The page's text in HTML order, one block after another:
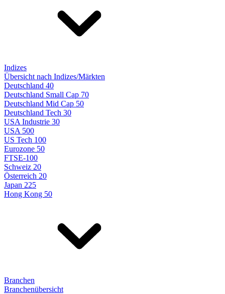
Indizes
Übersicht nach Indizes/Märkten
Deutschland 40
Deutschland Small Cap 70
Deutschland Mid Cap 50
Deutschland Tech 30
USA Industrie 30
USA 500
US Tech 100
Eurozone 50
FTSE-100
Schweiz 20
Österreich 20
Japan 225
Hong Kong 50
Branchen
Branchenübersicht